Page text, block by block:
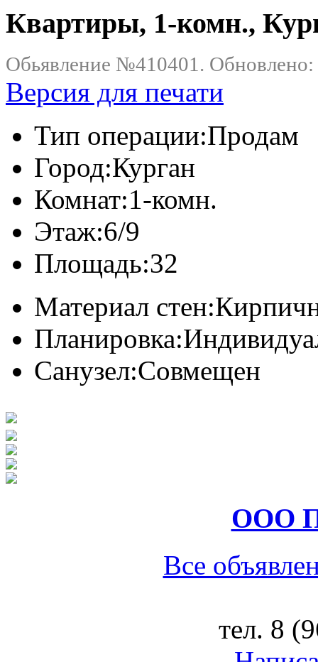
Квартиры, 1-комн.,
Обьявление №410401.
Версия для печати
Тип операции:Продам
Город:Курган
Комнат:1-комн.
Этаж:6/9
Площадь:32
Материал стен:
Планировка:
Санузел:Совмещен
ООО
Все
тел. 8